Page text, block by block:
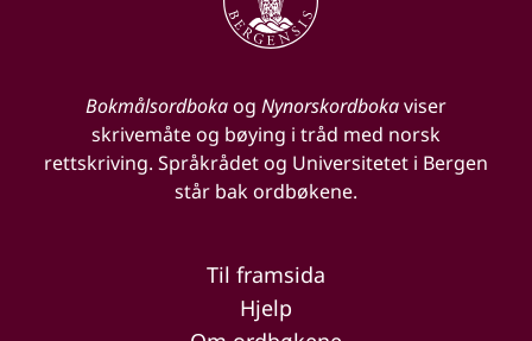
Bokmålsordbokaog Nynorskordbokaviser
skrivemåte og bøying i tråd med norsk
rettskriving. Språkrådet og Universitetet i Bergen
står bak ordbøkene.
Til framsida
Hjelp